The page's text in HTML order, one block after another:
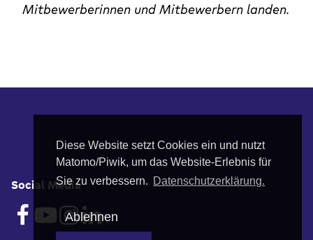
Diese Website setzt Cookies ein und nutzt
Matomo/Piwik, um das Website-Erlebnis für
Sie zu verbessern. Datenschutzerklärung.
Ablehnen
Mitbewerberinnen und Mitbewerbern landen.
Social Media